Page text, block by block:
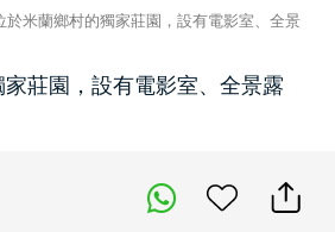
於米蘭鄉村的獨家莊園，設有電影室、全景
莊園，設有電影室、全景露